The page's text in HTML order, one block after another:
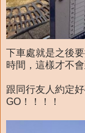
下車處就是之後
時間，這樣才不
跟同行友人約定
GO！！！！